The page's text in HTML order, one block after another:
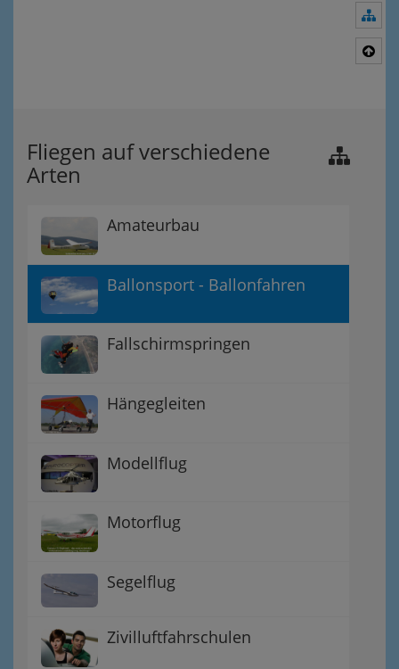
Fliegen auf verschiedene
Arten
Amateurbau
Ballonsport - Ballonfahren
Fallschirmspringen
Hängegleiten
Modellflug
Motorflug
Segelflug
Zivilluftfahrschulen